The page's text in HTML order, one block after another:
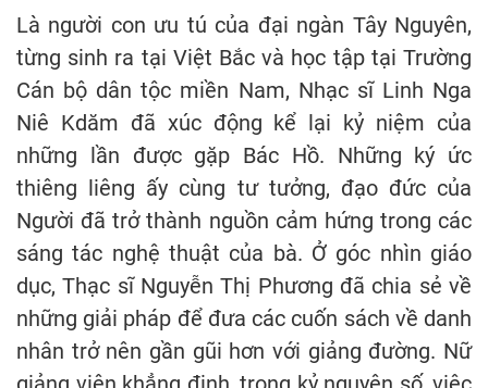
Là người con ưu tú của đại ngàn Tây Nguyên,
từng sinh ra tại Việt Bắc và học tập tại Trường
Cán bộ dân tộc miền Nam, Nhạc sĩ Linh Nga
Niê Kdăm đã xúc động kể lại kỷ niệm của
những lần được gặp Bác Hồ. Những ký ức
thiêng liêng ấy cùng tư tưởng, đạo đức của
Người đã trở thành nguồn cảm hứng trong các
sáng tác nghệ thuật của bà. Ở góc nhìn giáo
dục, Thạc sĩ Nguyễn Thị Phương đã chia sẻ về
những giải pháp để đưa các cuốn sách về danh
nhân trở nên gần gũi hơn với giảng đường. Nữ